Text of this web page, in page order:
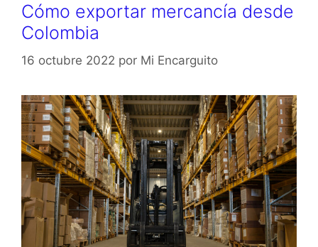
Cómo exportar mercancía desde
Colombia
16 octubre 2022 por Mi Encarguito